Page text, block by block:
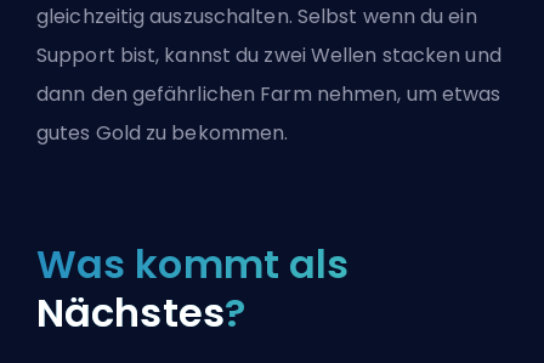
gleichzeitig auszuschalten. Selbst wenn du ein
Support bist, kannst du zwei Wellen stacken und
dann den gefährlichen Farm nehmen, um etwas
gutes Gold zu bekommen.
Was kommt als
Nächstes?